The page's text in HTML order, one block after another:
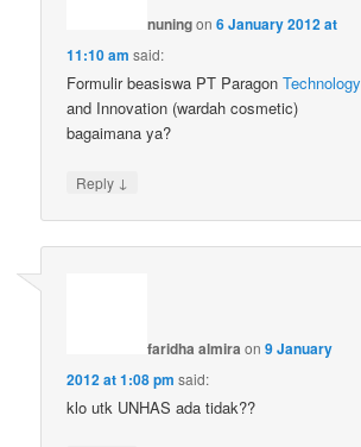
nuningon6 January 2012 at
11:10 am said:
Formulir beasiswa PT ParagonTechnology
and Innovation (wardah cosmetic)
bagaimana ya?
Reply ↓
faridha almira on9 January
2012 at 1:08 pm said:
klo utk UNHAS ada tidak??